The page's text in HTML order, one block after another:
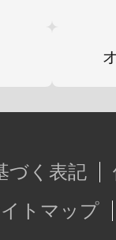
づく表記
トマップ